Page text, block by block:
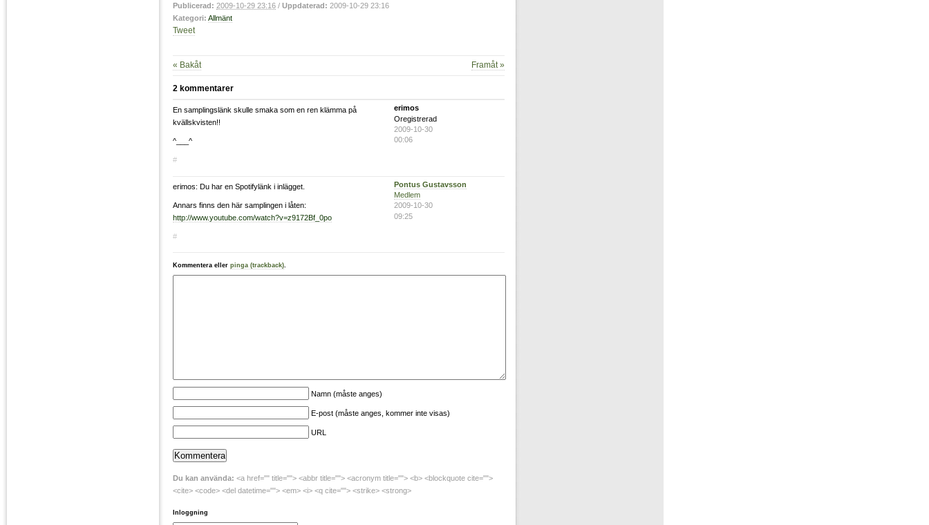
Publicerad: 2009-10-29 23:16 / Uppdaterad: 2009-10-29 23:16
Kategori: Allmänt
Tweet
« Bakåt Framåt »
2 kommentarer
En samplingslänk skulle smaka som en ren klämma på
kvällskvisten!!
^___^
#
erimos
Oregistrerad
2009-10-30
00:06
erimos: Du har en Spotifylänk i inlägget.
Annars finns den här samplingen i låten:
http://www.youtube.com/watch?v=z9172Bf_0po
#
Pontus Gustavsson
Medlem
2009-10-30
09:25
Kommentera eller pinga (trackback).
Namn (måste anges)
E-post (måste anges, kommer inte visas)
URL
Du kan använda: <a href="" title=""> <abbr title=""> <acronym title=""> <b> <blockquote cite="">
<cite> <code> <del datetime=""> <em> <i> <q cite=""> <strike> <strong>
Inloggning